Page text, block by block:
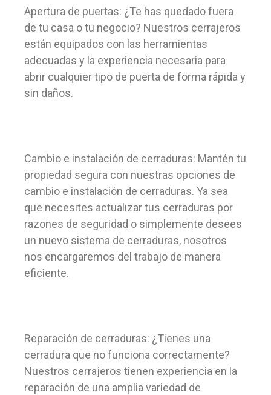
Apertura de puertas: ¿Te has quedado fuera
de tu casa o tu negocio? Nuestros cerrajeros
están equipados con las herramientas
adecuadas y la experiencia necesaria para
abrir cualquier tipo de puerta de forma rápida y
sin daños.
Cambio e instalación de cerraduras: Mantén tu
propiedad segura con nuestras opciones de
cambio e instalación de cerraduras. Ya sea
que necesites actualizar tus cerraduras por
razones de seguridad o simplemente desees
un nuevo sistema de cerraduras, nosotros
nos encargaremos del trabajo de manera
eficiente.
Reparación de cerraduras: ¿Tienes una
cerradura que no funciona correctamente?
Nuestros cerrajeros tienen experiencia en la
reparación de una amplia variedad de